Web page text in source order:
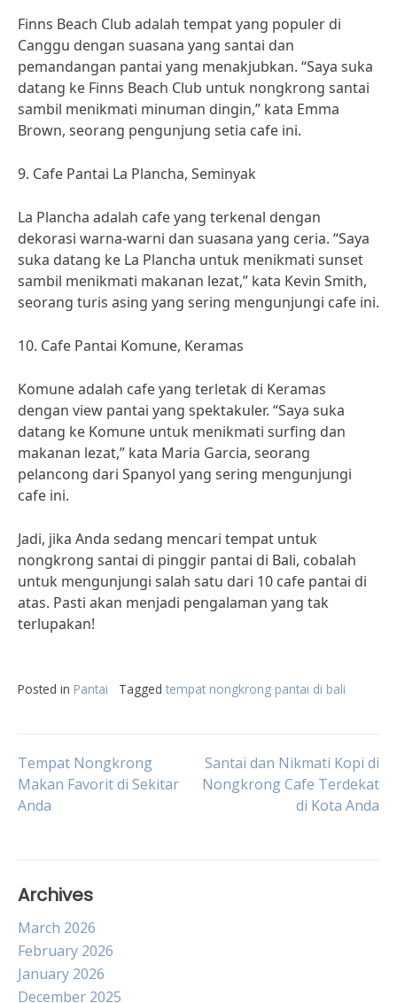
Finns Beach Club adalah tempat yang populer di
Canggu dengan suasana yang santai dan
pemandangan pantai yang menakjubkan. “Saya suka
datang ke Finns Beach Club untuk nongkrong santai
sambil menikmati minuman dingin,” kata Emma
Brown, seorang pengunjung setia cafe ini.
9. Cafe Pantai La Plancha, Seminyak
La Plancha adalah cafe yang terkenal dengan
dekorasi warna-warni dan suasana yang ceria. “Saya
suka datang ke La Plancha untuk menikmati sunset
sambil menikmati makanan lezat,” kata Kevin Smith,
seorang turis asing yang sering mengunjungi cafe ini.
10. Cafe Pantai Komune, Keramas
Komune adalah cafe yang terletak di Keramas
dengan view pantai yang spektakuler. “Saya suka
datang ke Komune untuk menikmati surfing dan
makanan lezat,” kata Maria Garcia, seorang
pelancong dari Spanyol yang sering mengunjungi
cafe ini.
Jadi, jika Anda sedang mencari tempat untuk
nongkrong santai di pinggir pantai di Bali, cobalah
untuk mengunjungi salah satu dari 10 cafe pantai di
atas. Pasti akan menjadi pengalaman yang tak
terlupakan!
Posted in Pantai Tagged tempat nongkrong pantai di bali
Post
navigation
Tempat Nongkrong
Makan Favorit di Sekitar
Anda
Santai dan Nikmati Kopi di
Nongkrong Cafe Terdekat
di Kota Anda
Archives
March 2026
February 2026
January 2026
December 2025